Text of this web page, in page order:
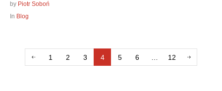
by Piotr Soboń
In Blog
1 2 3 4 5 6 12